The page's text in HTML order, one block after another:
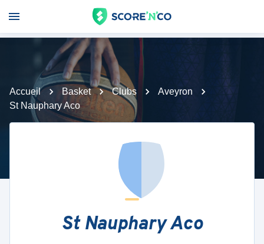
Accueil Basket Clubs
Aveyron
St Nauphary Aco
St Nauphary Aco